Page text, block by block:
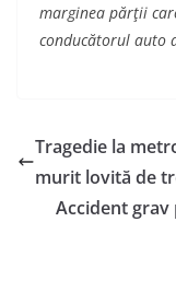
marginea părţii
conducătorul auto
Tragedie la
murit lovită de
Accident grav